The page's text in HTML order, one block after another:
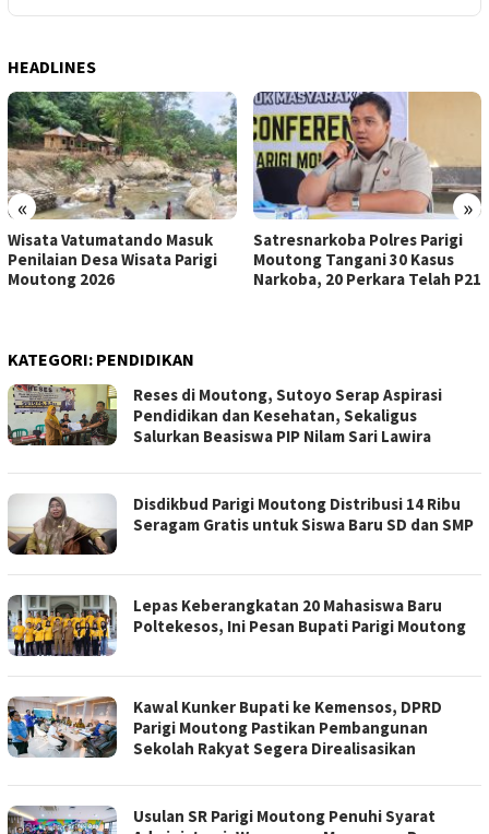
HEADLINES
« »
Wisata Vatumatando Masuk
Penilaian Desa Wisata Parigi
Moutong 2026
Satresnarkoba Polres Parigi
Moutong Tangani 30 Kasus
Narkoba, 20 Perkara Telah P21
KATEGORI: PENDIDIKAN
Reses di Moutong, Sutoyo Serap Aspirasi
Pendidikan dan Kesehatan, Sekaligus
Salurkan Beasiswa PIP Nilam Sari Lawira
​Disdikbud Parigi Moutong Distribusi 14 Ribu
Seragam Gratis untuk Siswa Baru SD dan SMP
Lepas Keberangkatan 20 Mahasiswa Baru
Poltekesos, Ini Pesan Bupati Parigi Moutong
Kawal Kunker Bupati ke Kemensos, DPRD
Parigi Moutong Pastikan Pembangunan
Sekolah Rakyat Segera Direalisasikan
Usulan SR Parigi Moutong Penuhi Syarat